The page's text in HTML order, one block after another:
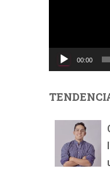
t
00:00